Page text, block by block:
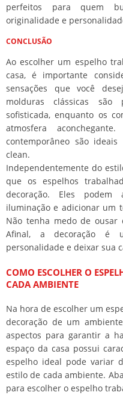
perfeitos para quem
originalidade e
CONCLUSÃO
Ao escolher um espelho
casa, é importante
sensações que você
molduras clássicas são
sofisticada, enquanto os
atmosfera
contemporâneo são
clean.
Independentemente do
que os espelhos
decoração. Eles
iluminação e adicionar um
Não tenha medo de ousar
Afinal, a decoração é
personalidade e deixar sua
COMO ESCOLHER O
CADA AMBIENTE
Na hora de escolher um
decoração de um
aspectos para garantir a
espaço da casa possui
espelho ideal pode variar
estilo de cada ambiente.
para escolher o espelho